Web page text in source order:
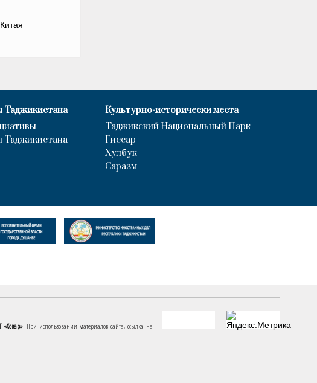
Культурно-исторически места
Таджикский Национальный Парк
Гиссар
Хулбук
Саразм
«Ховар». При использовании материалов сайта, ссылка на